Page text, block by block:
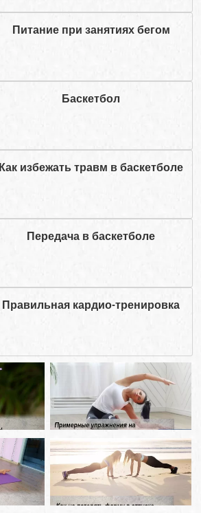
Питание при занятиях бегом
Баскетбол
Как избежать травм в баскетболе
Передача в баскетболе
Правильная кардио-тренировка